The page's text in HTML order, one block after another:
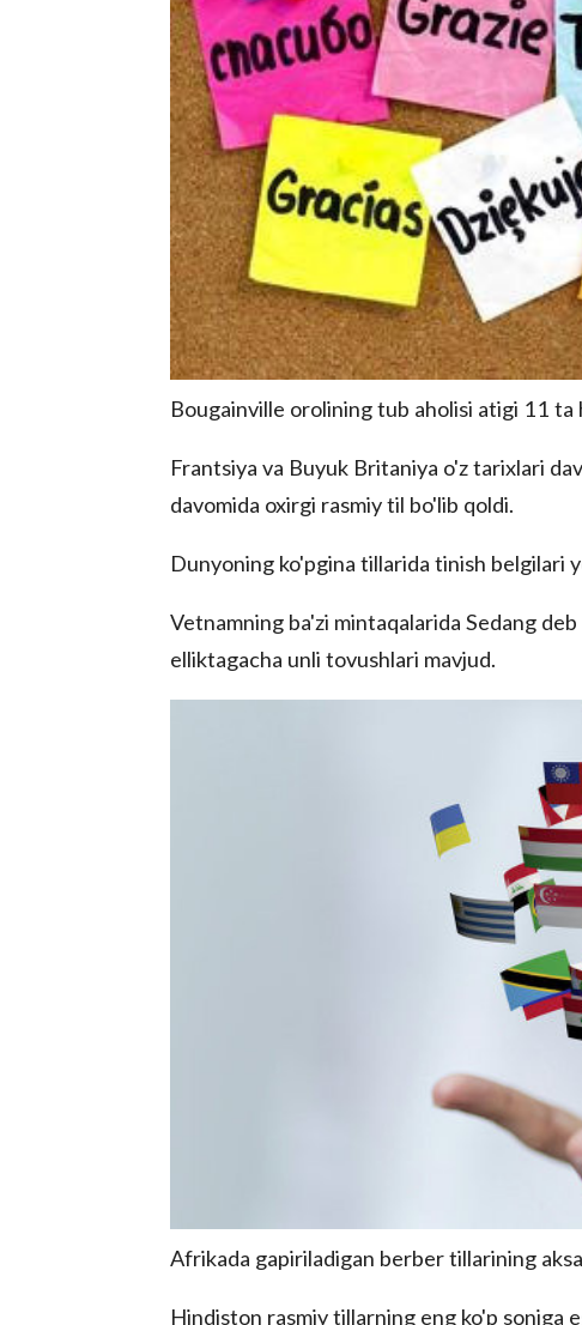
Bougainville orolining tub aholisi atigi 11
Frantsiya va Buyuk Britaniya o'z tarixlari
davomida oxirgi rasmiy til bo'lib qoldi.
Dunyoning ko'pgina tillarida tinish belgilari
Vetnamning ba'zi mintaqalarida Sedang
elliktagacha unli tovushlari mavjud.
Afrikada gapiriladigan berber tillarining
Hindiston rasmiy tillarning eng ko'p